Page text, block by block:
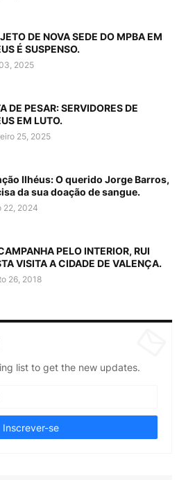
DE NOVA SEDE DO MPBA EM
É SUSPENSO.
2025
DE PESAR: SERVIDORES DE
EM LUTO.
25, 2025
Ilhéus: O querido Jorge Barros,
da sua doação de sangue.
22, 2024
PELO INTERIOR, RUI
VISITA A CIDADE DE VALENÇA.
26, 2018
list to get the new updates.